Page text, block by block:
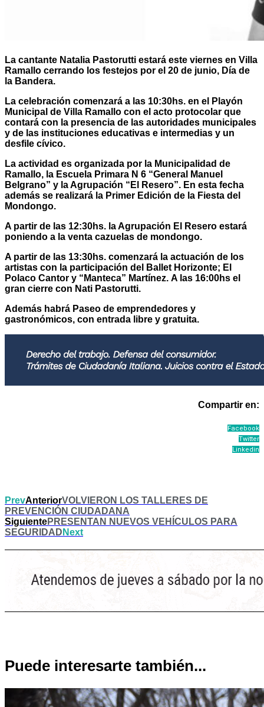
La cantante Natalia Pastorutti estará este viernes en Villa
Ramallo cerrando los festejos por el 20 de junio, Día de
la Bandera.
La celebración comenzará a las 10:30hs. en el Playón
Municipal de Villa Ramallo con el acto protocolar que
contará con la presencia de las autoridades municipales
y de las instituciones educativas e intermedias y un
desfile cívico.
La actividad es organizada por la Municipalidad de
Ramallo, la Escuela Primara N 6 “General Manuel
Belgrano” y la Agrupación “El Resero”. En esta fecha
además se realizará la Primer Edición de la Fiesta del
Mondongo.
A partir de las 12:30hs. la Agrupación El Resero estará
poniendo a la venta cazuelas de mondongo.
A partir de las 13:30hs. comenzará la actuación de los
artistas con la participación del Ballet Horizonte; El
Polaco Cantor y “Manteca” Martínez. A las 16:00hs el
gran cierre con Nati Pastorutti.
Además habrá Paseo de emprendedores y
gastronómicos, con entrada libre y gratuita.
Compartir en:
Facebook
Twitter
Linkedin
PrevAnteriorVOLVIERON LOS TALLERES DE
PREVENCIÓN CIUDADANA
SiguientePRESENTAN NUEVOS VEHÍCULOS PARA
SEGURIDAD Next
Puede interesarte también...